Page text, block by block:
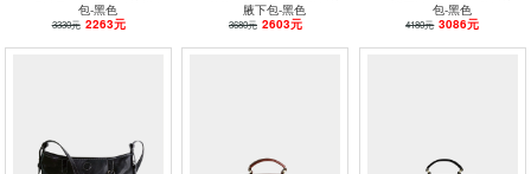
包-黑色
3330元 2263元
腋下包-黑色
3680元 2603元
包-黑色
4180元 3086元